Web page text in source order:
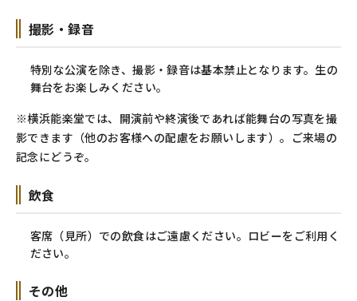
撮影・録音
特別な公演を除き、撮影・録音は基本禁止となります。生の
舞台をお楽しみください。
※横浜能楽堂では、開演前や終演後であれば能舞台の写真を撮
影できます（他のお客様への配慮をお願いします）。ご来場の
記念にどうぞ。
飲食
客席（見所）での飲食はご遠慮ください。ロビーをご利用く
ださい。
その他